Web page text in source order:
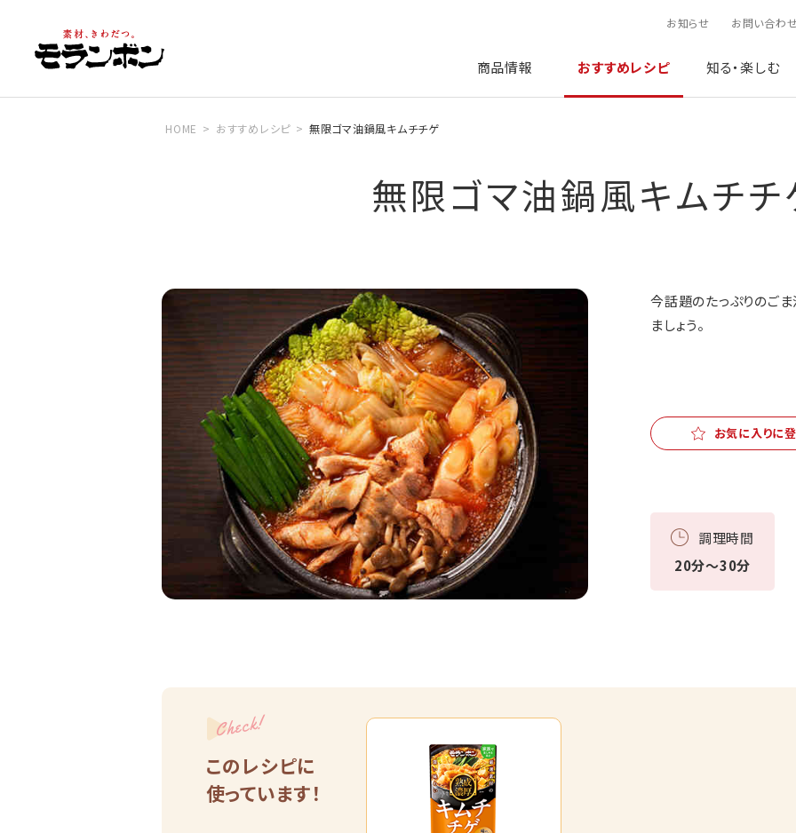
お知らせ お問い合わ
商品情報 おすすめレシピ 知る・楽しむ
HOME おすすめレシピ 無限ゴマ油鍋風キムチチゲ
無限ゴマ油鍋風キムチチ
今話題のたっぷりのご
ましょう。
お気に入りに
調理時間
20分～30分
Check!
このレシピに
使っています！